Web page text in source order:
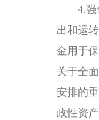
4.强化
出和运
金用于
关于全
安排的
政性资